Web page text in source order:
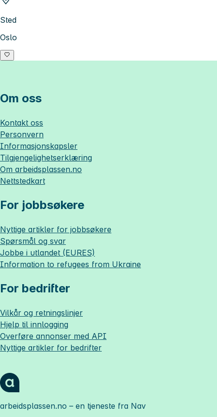
Sted
Oslo
Om oss
Kontakt oss
Personvern
Informasjonskapsler
Tilgjengelighetserklæring
Om arbeidsplassen.no
Nettstedkart
For jobbsøkere
Nyttige artikler for jobbsøkere
Spørsmål og svar
Jobbe i utlandet (EURES)
Information to refugees from Ukraine
For bedrifter
Vilkår og retningslinjer
Hjelp til innlogging
Overføre annonser med API
Nyttige artikler for bedrifter
arbeidsplassen.no – en tjeneste fra Nav